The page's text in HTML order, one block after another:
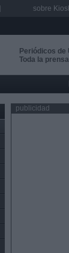
Periódicos de
Toda la
publicidad
sobre